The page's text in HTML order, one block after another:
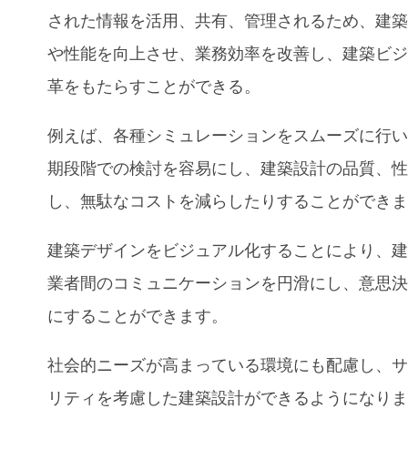
された情報を活用、共有、管理されるため、建
や性能を向上させ、業務効率を改善し、建築ビ
革をもたらすことができる。
例えば、各種シミュレーションをスムーズに行
期段階での検討を容易にし、建築設計の品質、
し、無駄なコストを減らしたりすることができ
建築デザインをビジュアル化することにより、
業者間のコミュニケーションを円滑にし、意思
にすることができます。
社会的ニーズが高まっている環境にも配慮し、
リティを考慮した建築設計ができるようになり